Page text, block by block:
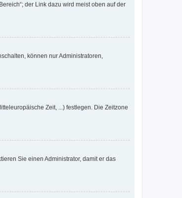
der Link dazu wird meist oben auf der
können nur Administratoren,
Zeit, ...) festlegen. Die Zeitzone
Sie einen Administrator, damit er das